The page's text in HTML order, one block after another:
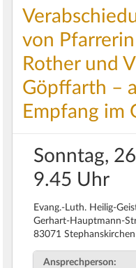
von
Rother und
Göpffarth –
Empfang im
Sonntag,
9.45 Uhr
Evang.-Luth. Heilig-
Gerhart-Hauptmann-
83071 Stephanskirchen
Ansprechperson: